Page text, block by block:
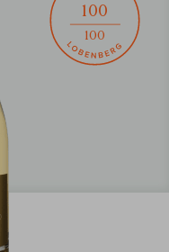
100
100